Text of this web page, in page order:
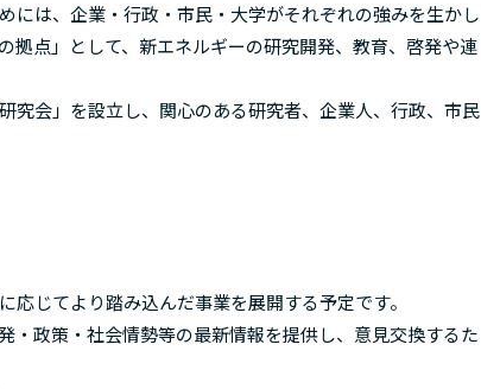
には、企業・行政・市民・大学がそれぞれの強みを生かし
拠点」として、新エネルギーの研究開発、教育、啓発や連
究会」を設立し、関心のある研究者、企業人、行政、市民
じてより踏み込んだ事業を展開する予定です。
・政策・社会情勢等の最新情報を提供し、意見交換するた